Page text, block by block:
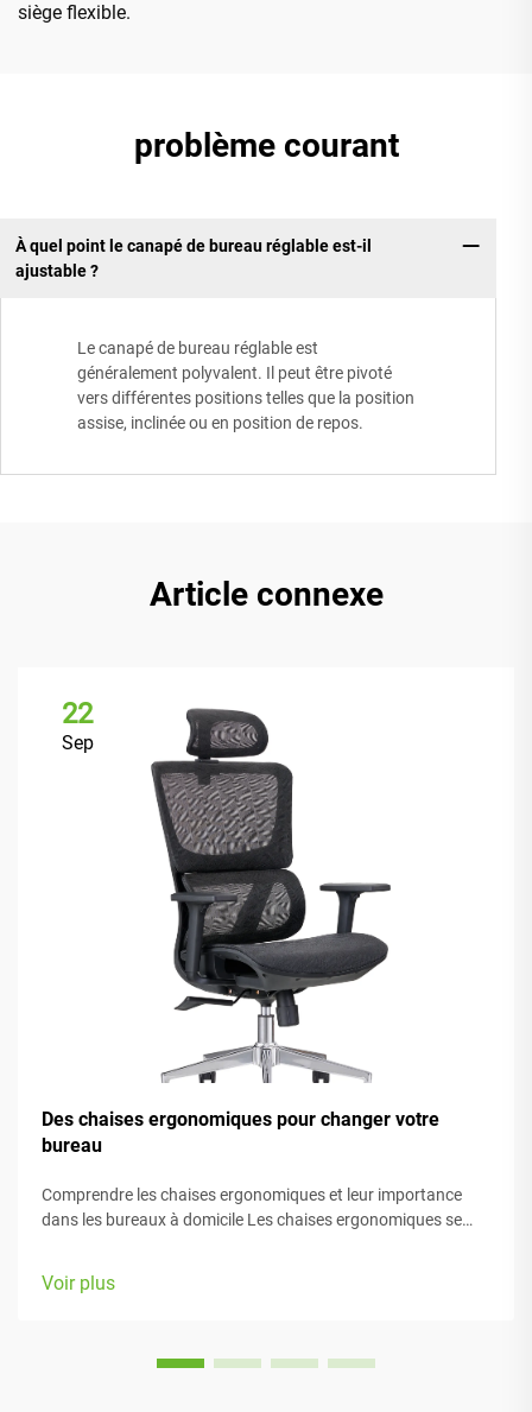
siège flexible.
problème courant
À quel point le canapé de bureau réglable est-il
ajustable ?
Le canapé de bureau réglable est
généralement polyvalent. Il peut être pivoté
vers différentes positions telles que la position
assise, inclinée ou en position de repos.
Article connexe
22
Sep
Des chaises ergonomiques pour changer votre
bureau
Comprendre les chaises ergonomiques et leur importance
dans les bureaux à domicile Les chaises ergonomiques se
types de morphologie et préférences. La plupart des modèles
Voir plus